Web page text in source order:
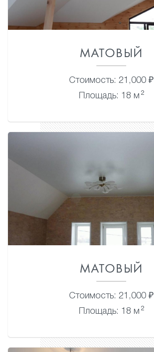
МАТОВЫЙ
Стоимость: 21,000 ₽
Площадь: 18 м 2
МАТОВЫЙ
Стоимость: 21,000 ₽
Площадь: 18 м 2